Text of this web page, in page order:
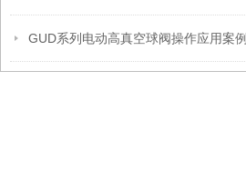
GUD系列电动高真空球阀操作应用案例